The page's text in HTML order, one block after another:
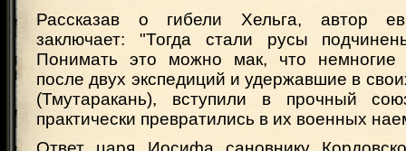
Рассказав о гибели Хельга, автор
заключает: "Тогда стали русы
Понимать это можно мак, что немногие
после двух экспедиций и удержавшие в
(Тмутаракань), вступили в прочный
практически превратились в их военных